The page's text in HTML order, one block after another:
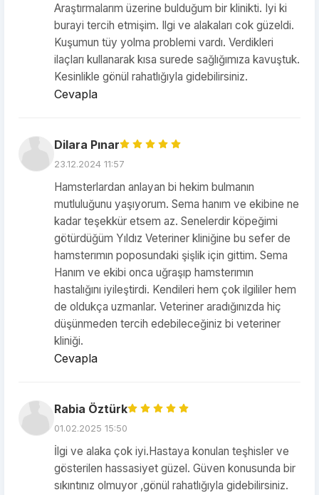
Araştırmalarım üzerine bulduğum bir klinikti. Iyi ki
burayi tercih etmişim. Ilgi ve alakaları cok güzeldi.
Kuşumun tüy yolma problemi vardı. Verdikleri
ilaçları kullanarak kısa surede sağlığımıza kavuştuk.
Kesinlikle gönül rahatlığıyla gidebilirsiniz.
Cevapla
Dilara Pınar
23.12.2024 11:57
Hamsterlardan anlayan bi hekim bulmanın
mutluluğunu yaşıyorum. Sema hanım ve ekibine ne
kadar teşekkür etsem az. Senelerdir köpeğimi
götürdüğüm Yıldız Veteriner kliniğine bu sefer de
hamsterımın poposundaki şişlik için gittim. Sema
Hanım ve ekibi onca uğraşıp hamsterımın
hastalığını iyileştirdi. Kendileri hem çok ilgililer hem
de oldukça uzmanlar. Veteriner aradığınızda hiç
düşünmeden tercih edebileceğiniz bi veteriner
kliniği.
Cevapla
Rabia Öztürk
01.02.2025 15:50
İlgi ve alaka çok iyi.Hastaya konulan teşhisler ve
gösterilen hassasiyet güzel. Güven konusunda bir
sıkıntınız olmuyor ,gönül rahatlığıyla gidebilirsiniz.